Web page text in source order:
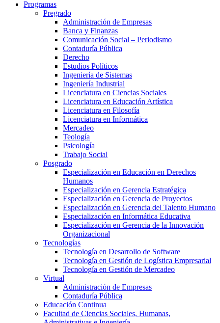
Programas
Pregrado
Administración de Empresas
Banca y Finanzas
Comunicación Social – Periodismo
Contaduría Pública
Derecho
Estudios Políticos
Ingeniería de Sistemas
Ingeniería Industrial
Licenciatura en Ciencias Sociales
Licenciatura en Educación Artística
Licenciatura en Filosofía
Licenciatura en Informática
Mercadeo
Teología
Psicología
Trabajo Social
Posgrado
Especialización en Educación en Derechos
Humanos
Especialización en Gerencia Estratégica
Especialización en Gerencia de Proyectos
Especialización en Gerencia del Talento Humano
Especialización en Informática Educativa
Especialización en Gerencia de la Innovación
Organizacional
Tecnologías
Tecnología en Desarrollo de Software
Tecnología en Gestión de Logística Empresarial
Tecnología en Gestión de Mercadeo
Virtual
Administración de Empresas
Contaduría Pública
Educación Continua
Facultad de Ciencias Sociales, Humanas,